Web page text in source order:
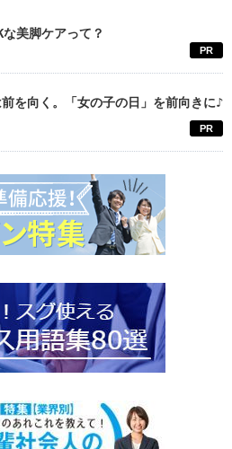
な美脚ケアって？
PR
を向く。「女の子の日」を前向きに♪
PR